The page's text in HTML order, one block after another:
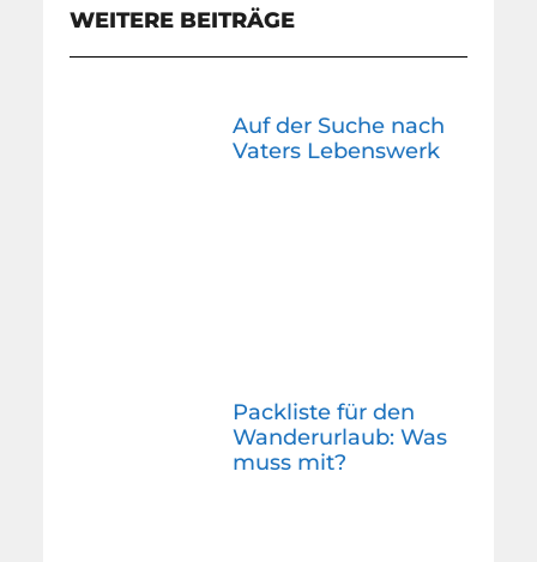
WEITERE BEITRÄGE
Auf der Suche nach
Vaters Lebenswerk
Packliste für den
Wanderurlaub: Was
muss mit?